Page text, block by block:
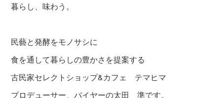
暮らし、味わう。
民藝と発酵をモノサシに
食を通して暮らしの豊かさを提案する
古民家セレクトショップ&カフェ テマヒマ
プロデューサー、バイヤーの太田 準です。